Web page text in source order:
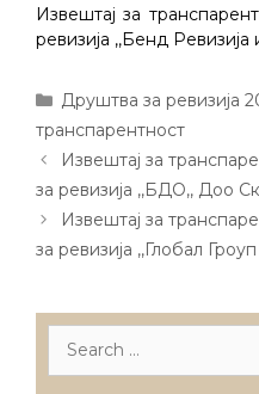
Извештај за
ревизија ,,Бенд
Categories
Друштва за ревизија
транспарентност
Post
navigation
Извештај за
за ревизија ,,БДО,, Доо
Извештај за
за ревизија ,,Глобал
Search